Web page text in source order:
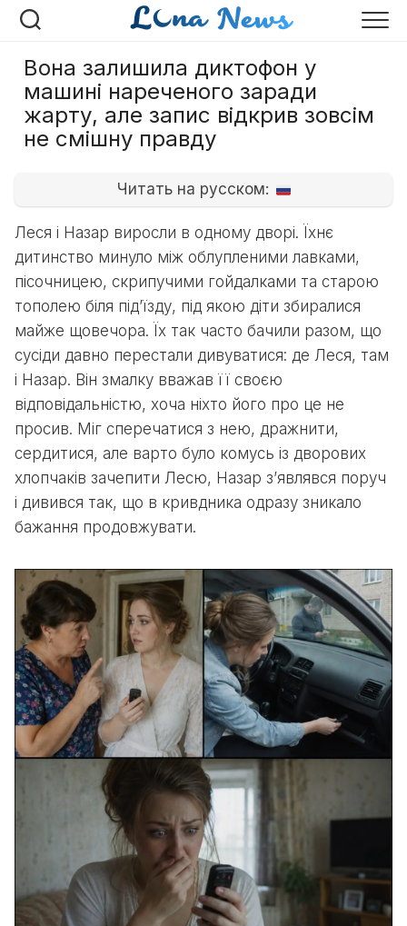
Перейти
Вона залишила диктофон у
машині нареченого заради
жарту, але запис відкрив зовсім
не смішну правду
Читать на русском:
Леся і Назар виросли в одному дворі. Їхнє
дитинство минуло між облупленими лавками,
пісочницею, скрипучими гойдалками та старою
тополею біля під’їзду, під якою діти збиралися
майже щовечора. Їх так часто бачили разом, що
сусіди давно перестали дивуватися: де Леся, там
і Назар. Він змалку вважав її своєю
відповідальністю, хоча ніхто його про це не
просив. Міг сперечатися з нею, дражнити,
сердитися, але варто було комусь із дворових
хлопчаків зачепити Лесю, Назар з’являвся поруч
і дивився так, що в кривдника одразу зникало
бажання продовжувати.